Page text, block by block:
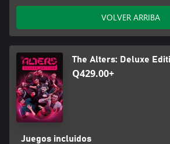
VOLVER ARRIBA
The Alters: Deluxe
Q429.00+
Juegos incluidos